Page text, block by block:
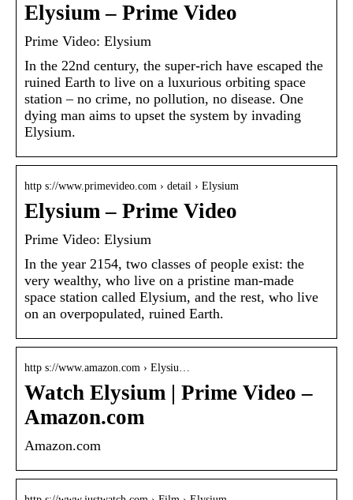
Elysium – Prime Video
Prime Video: Elysium
In the 22nd century, the super-rich have escaped the
ruined Earth to live on a luxurious orbiting space
station – no crime, no pollution, no disease. One
dying man aims to upset the system by invading
Elysium.
http s://www.primevideo.com › detail › Elysium
Elysium – Prime Video
Prime Video: Elysium
In the year 2154, two classes of people exist: the
very wealthy, who live on a pristine man-made
space station called Elysium, and the rest, who live
on an overpopulated, ruined Earth.
http s://www.amazon.com › Elysiu…
Watch Elysium | Prime Video –
Amazon.com
Amazon.com